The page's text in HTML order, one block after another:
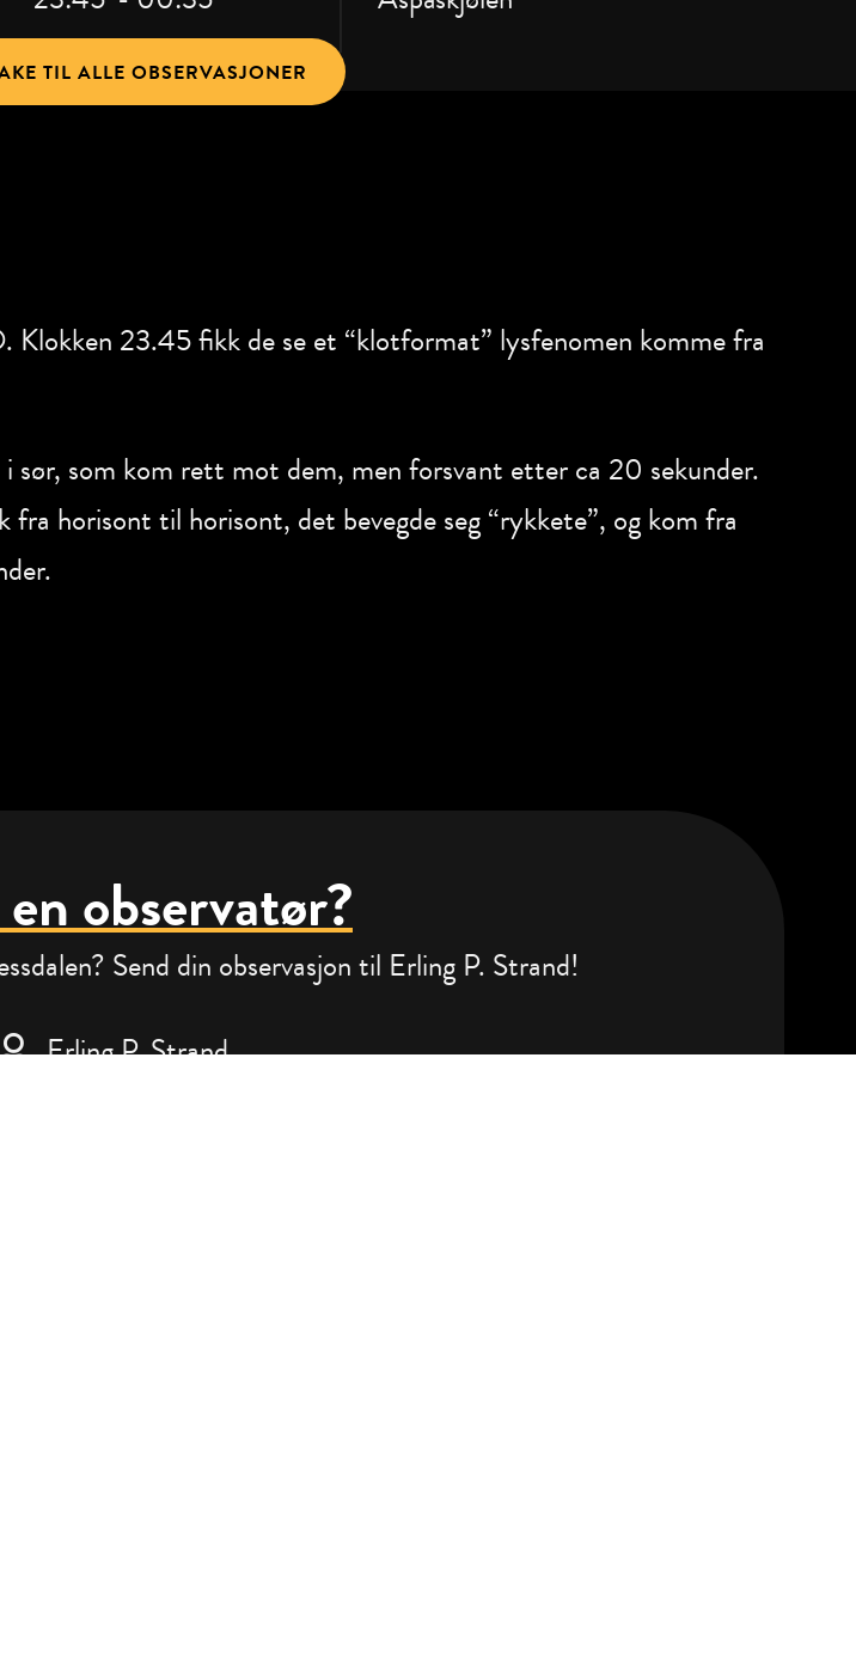
TIL ALLE OBSERVASJONER
23.45 fikk de se et “klotformat” lysfenomen komme fra
som kom rett mot dem, men forsvant etter ca 20 sekunder.
horisont til horisont, det bevegde seg “rykkete”, og kom fra
observatør?
Send din observasjon til Erling P. Strand!
Erling P. Strand